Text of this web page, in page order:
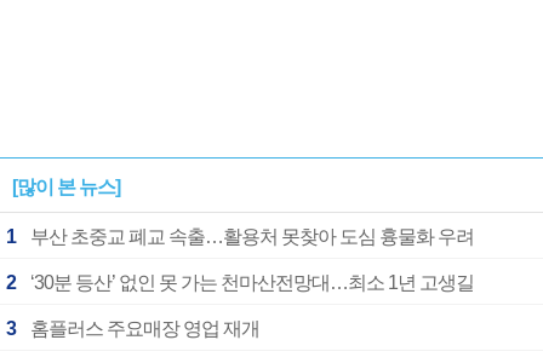
[많이 본 뉴스]
1 부산 초중교 폐교 속출…활용처 못찾아 도심 흉물화 우려
2 ‘30분 등산’ 없인 못 가는 천마산전망대…최소 1년 고생길
3 홈플러스 주요매장 영업 재개